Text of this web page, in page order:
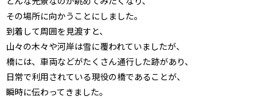
その場所に向かうことにしました。
到着して周囲を見渡すと、
山々の木々や河岸は雪に覆われていましたが、
橋には、車両などがたくさん通行した跡があり、
日常で利用されている現役の橋であることが、
瞬時に伝わってきました。